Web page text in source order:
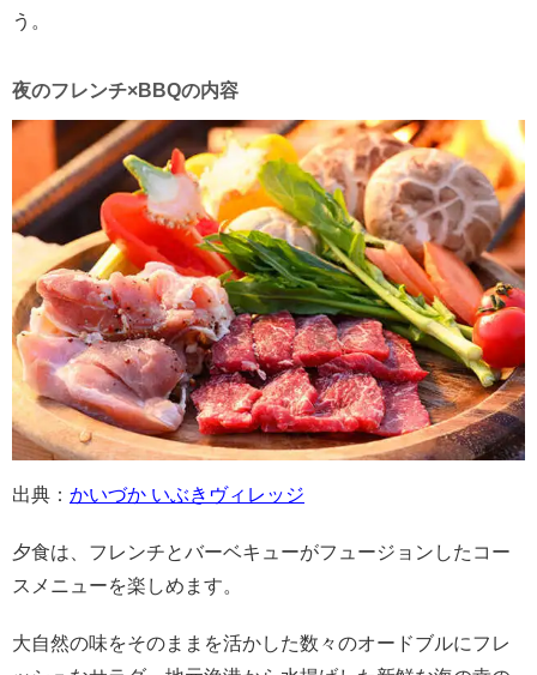
う。
夜のフレンチ×BBQの内容
出典： かいづか いぶきヴィレッジ
夕食は、フレンチとバーベキューがフュージョンしたコー
スメニューを楽しめます。
大自然の味をそのままを活かした数々のオードブルにフレ